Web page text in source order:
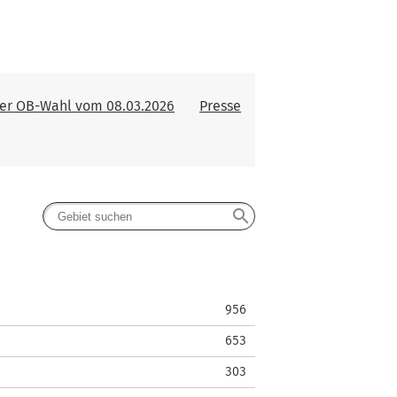
OB-Wahl vom 08.03.2026 Presse
search
956
653
303